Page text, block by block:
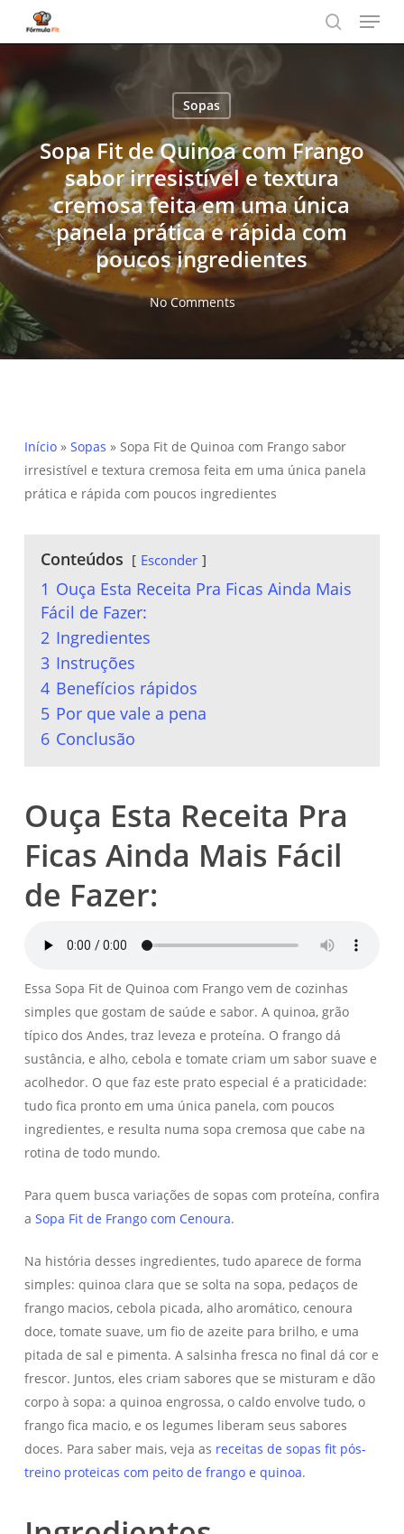
content
search
Menu
Sopas
Sopa Fit de Quinoa com Frango
sabor irresistível e textura
cremosa feita em uma única
panela prática e rápida com
poucos ingredientes
No Comments
Início» Sopas » Sopa Fit de Quinoa com Frango sabor
irresistível e textura cremosa feita em uma única panela
prática e rápida com poucos ingredientes
Conteúdos Esconder
1 Ouça Esta Receita Pra Ficas Ainda Mais
Fácil de Fazer:
2 Ingredientes
3 Instruções
4 Benefícios rápidos
5 Por que vale a pena
6 Conclusão
Ouça Esta Receita Pra
Ficas Ainda Mais Fácil
de Fazer:
Essa Sopa Fit de Quinoa com Frango vem de cozinhas
simples que gostam de saúde e sabor. A quinoa, grão
típico dos Andes, traz leveza e proteína. O frango dá
sustância, e alho, cebola e tomate criam um sabor suave e
acolhedor. O que faz este prato especial é a praticidade:
tudo fica pronto em uma única panela, com poucos
ingredientes, e resulta numa sopa cremosa que cabe na
rotina de todo mundo.
Para quem busca variações de sopas com proteína, confira
a Sopa Fit de Frango com Cenoura.
Na história desses ingredientes, tudo aparece de forma
simples: quinoa clara que se solta na sopa, pedaços de
frango macios, cebola picada, alho aromático, cenoura
doce, tomate suave, um fio de azeite para brilho, e uma
pitada de sal e pimenta. A salsinha fresca no final dá cor e
frescor. Juntos, eles criam sabores que se misturam e dão
corpo à sopa: a quinoa engrossa, o caldo envolve tudo, o
frango fica macio, e os legumes liberam seus sabores
doces. Para saber mais, veja as receitas de sopas fit pós-
treino proteicas com peito de frango e quinoa.